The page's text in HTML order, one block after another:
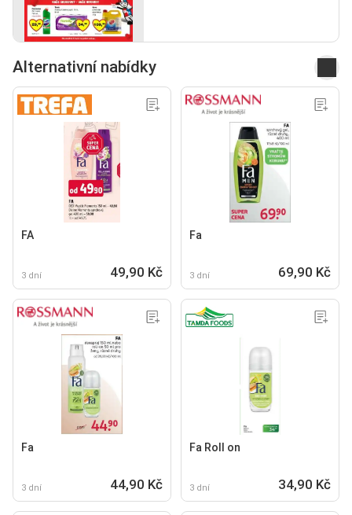
Alternativní nabídky
FA
3 dní 49,90 Kč
Fa
3 dní 69,90 Kč
Fa
3 dní 44,90 Kč
Fa Roll on
3 dní 34,90 Kč